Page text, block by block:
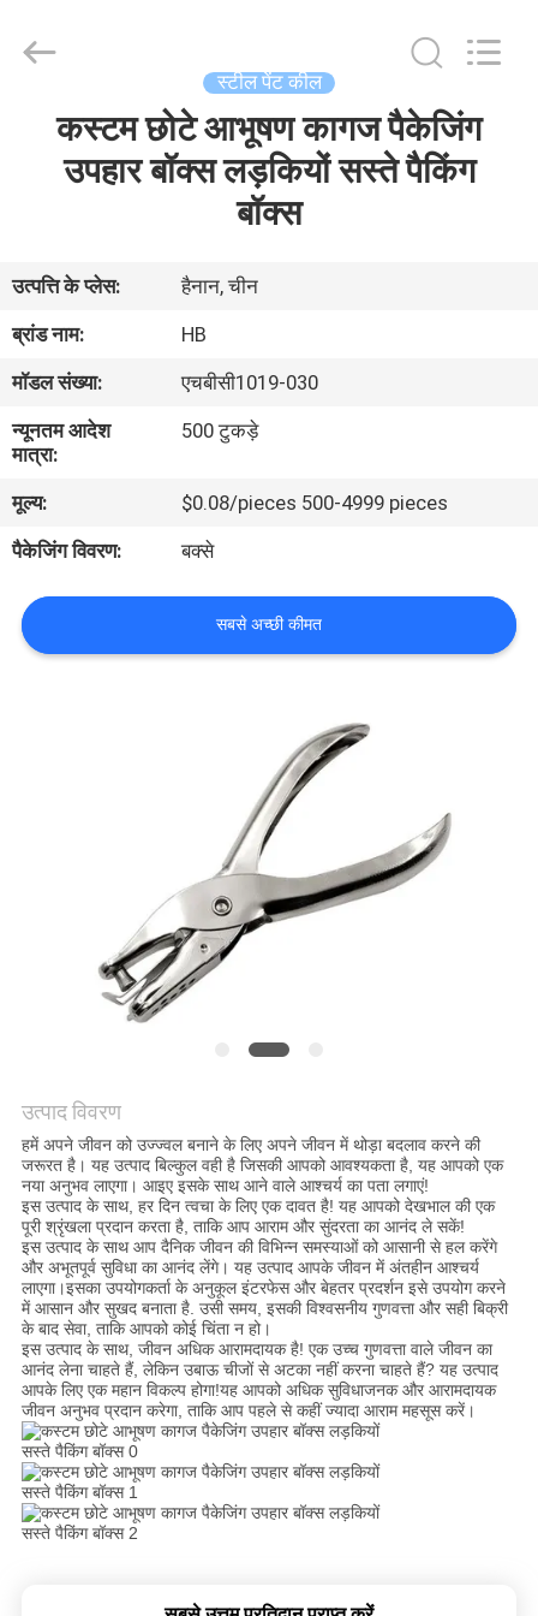
हमारे
बारे
में
कारखाना
भ्रमण
गुणवत्ता
नियंत्रण
अनुरोध
करें
साइटमैप
गोपनीयता
नीति
स्टील पेंट कील
कस्टम छोटे आभूषण कागज पैकेजिंग
उपहार बॉक्स लड़कियों सस्ते पैकिंग
बॉक्स
उत्पत्ति के प्लेस:
हैनान, चीन
ब्रांड नाम:
HB
मॉडल संख्या:
एचबीसी1019-030
न्यूनतम आदेश
मात्रा:
500 टुकड़े
मूल्य:
$0.08/pieces 500-4999 pieces
पैकेजिंग विवरण:
बक्से
सबसे अच्छी कीमत
उत्पाद विवरण
हमें अपने जीवन को उज्ज्वल बनाने के लिए अपने जीवन में थोड़ा बदलाव करने की
जरूरत है। यह उत्पाद बिल्कुल वही है जिसकी आपको आवश्यकता है, यह आपको एक
नया अनुभव लाएगा। आइए इसके साथ आने वाले आश्चर्य का पता लगाएं!
इस उत्पाद के साथ, हर दिन त्वचा के लिए एक दावत है! यह आपको देखभाल की एक
पूरी श्रृंखला प्रदान करता है, ताकि आप आराम और सुंदरता का आनंद ले सकें!
इस उत्पाद के साथ आप दैनिक जीवन की विभिन्न समस्याओं को आसानी से हल करेंगे
और अभूतपूर्व सुविधा का आनंद लेंगे। यह उत्पाद आपके जीवन में अंतहीन आश्चर्य
लाएगा।इसका उपयोगकर्ता के अनुकूल इंटरफेस और बेहतर प्रदर्शन इसे उपयोग करने
में आसान और सुखद बनाता है. उसी समय, इसकी विश्वसनीय गुणवत्ता और सही बिक्री
के बाद सेवा, ताकि आपको कोई चिंता न हो।
इस उत्पाद के साथ, जीवन अधिक आरामदायक है! एक उच्च गुणवत्ता वाले जीवन का
आनंद लेना चाहते हैं, लेकिन उबाऊ चीजों से अटका नहीं करना चाहते हैं? यह उत्पाद
आपके लिए एक महान विकल्प होगा!यह आपको अधिक सुविधाजनक और आरामदायक
जीवन अनुभव प्रदान करेगा, ताकि आप पहले से कहीं ज्यादा आराम महसूस करें।